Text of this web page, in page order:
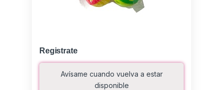
Registrate
Avísame cuando vuelva a estar
disponible